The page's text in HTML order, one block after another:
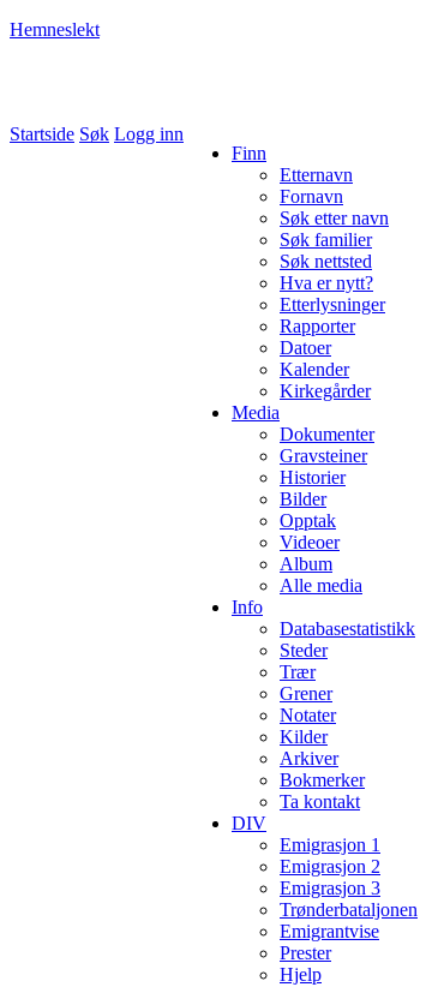
Hemneslekt
Startside Søk Logg inn
Finn
Etternavn
Fornavn
Søk etter navn
Søk familier
Søk nettsted
Hva er nytt?
Etterlysninger
Rapporter
Datoer
Kalender
Kirkegårder
Media
Dokumenter
Gravsteiner
Historier
Bilder
Opptak
Videoer
Album
Alle media
Info
Databasestatistikk
Steder
Trær
Grener
Notater
Kilder
Arkiver
Bokmerker
Ta kontakt
DIV
Emigrasjon 1
Emigrasjon 2
Emigrasjon 3
Trønderbataljonen
Emigrantvise
Prester
Hjelp